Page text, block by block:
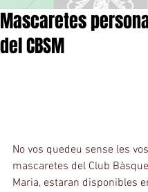
Mascaretes
del CBSM
No vos quedeu sense les
mascaretes del Club
Maria, estaran disponibles